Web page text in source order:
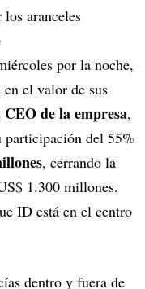
los aranceles
por la noche,
el valor de sus
de la empresa,
participación del 55%
, cerrando la
1.300 millones.
ID está en el centro
dentro y fuera de